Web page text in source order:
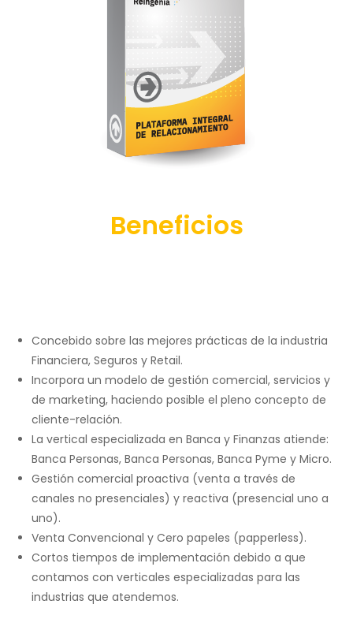
Beneficios
Concebido sobre las mejores prácticas de la industria
Financiera, Seguros y Retail.
Incorpora un modelo de gestión comercial, servicios y
de marketing, haciendo posible el pleno concepto de
cliente-relación.
La vertical especializada en Banca y Finanzas atiende:
Banca Personas, Banca Personas, Banca Pyme y Micro.
Gestión comercial proactiva (venta a través de
canales no presenciales) y reactiva (presencial uno a
uno).
Venta Convencional y Cero papeles (papperless).
Cortos tiempos de implementación debido a que
contamos con verticales especializadas para las
industrias que atendemos.